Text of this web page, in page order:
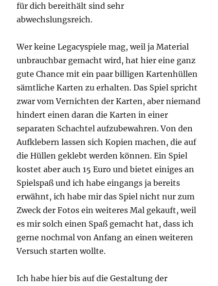
für dich bereithält sind sehr
abwechslungsreich.
Wer keine Legacyspiele mag, weil ja Material
unbrauchbar gemacht wird, hat hier eine ganz
gute Chance mit ein paar billigen Kartenhüllen
sämtliche Karten zu erhalten. Das Spiel spricht
zwar vom Vernichten der Karten, aber niemand
hindert einen daran die Karten in einer
separaten Schachtel aufzubewahren. Von den
Aufklebern lassen sich Kopien machen, die auf
die Hüllen geklebt werden können. Ein Spiel
kostet aber auch 15 Euro und bietet einiges an
Spielspaß und ich habe eingangs ja bereits
erwähnt, ich habe mir das Spiel nicht nur zum
Zweck der Fotos ein weiteres Mal gekauft, weil
es mir solch einen Spaß gemacht hat, dass ich
gerne nochmal von Anfang an einen weiteren
Versuch starten wollte.
Ich habe hier bis auf die Gestaltung der